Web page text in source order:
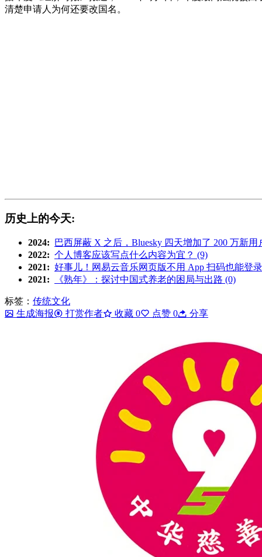
清楚申请人为何还要改国名。
历史上的今天:
2024:
巴西屏蔽 X 之后，Bluesky 四天增加了 200 万新用
2022: 个人博客应该写点什么内容为宜？ (9)
2021: 好事儿！网易云音乐网页版不用 App 扫码也能登
2021:
《熟年》：探讨中国式养老的困局与出路 (0)
标签： 传统文化
生成海报
打赏作者 收藏 0 点赞 0 分享